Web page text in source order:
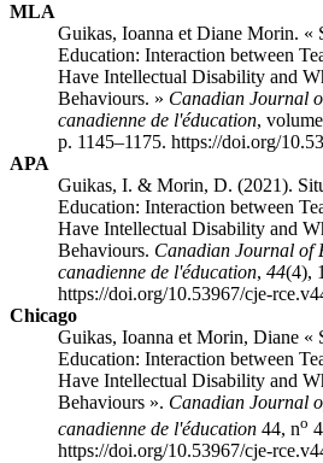
MLA
Guikas, Ioanna et Diane Morin. «
Education: Interaction between
Have Intellectual Disability and
Behaviours. » Canadian Journal
canadienne de l'éducation,
p. 1145–1175. https://doi.org/
APA
Guikas, I. & Morin, D. (2021).
Education: Interaction between
Have Intellectual Disability and
Behaviours. Canadian Journal of
canadienne de l'éducation, 44(4),
https://doi.org/10.53967/cje-
Chicago
Guikas, Ioanna et Morin, Diane «
Education: Interaction between
Have Intellectual Disability and
Behaviours ». Canadian Journal
canadienne de l'éducation 44, no
https://doi.org/10.53967/cje-